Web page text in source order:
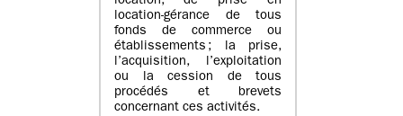
location-gérance de tous
fonds de commerce ou
établissements ; la prise,
l’acquisition, l’exploitation
ou la cession de tous
procédés et brevets
concernant ces activités.